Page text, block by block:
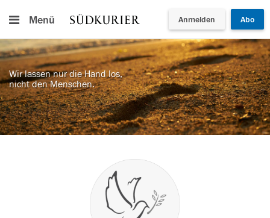
Menü Anmelden Abo
Wir lassen nur die Hand los,
nicht den Menschen.